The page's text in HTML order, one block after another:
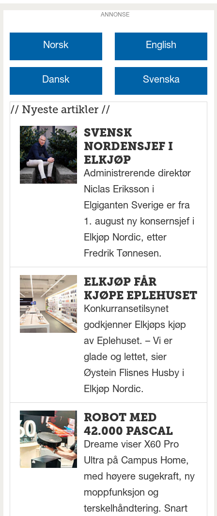
ANNONSE
Norsk English
Dansk Svenska
// Nyeste artikler //
SVENSK
NORDENSJEF I
ELKJØP
Administrerende direktør
Niclas Eriksson i
Elgiganten Sverige er fra
1. august ny konsernsjef i
Elkjøp Nordic, etter
Fredrik Tønnesen.
ELKJØP FÅR
KJØPE EPLEHUSET
Konkurransetilsynet
godkjenner Elkjøps kjøp
av Eplehuset. – Vi er
glade og lettet, sier
Øystein Flisnes Husby i
Elkjøp Nordic.
ROBOT MED
42.000 PASCAL
Dreame viser X60 Pro
Ultra på Campus Home,
med høyere sugekraft, ny
moppfunksjon og
terskelhåndtering. Snart